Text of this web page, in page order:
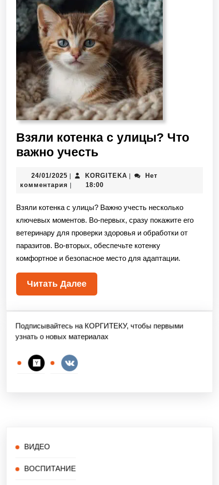
Взяли котенка с улицы? Что
важно учесть
24/01/2025 | KORGITEKA |
Нет
комментария | 18:00
Взяли котенка с улицы? Важно учесть несколько
ключевых моментов. Во-первых, сразу покажите его
ветеринару для проверки здоровья и обработки от
паразитов. Во-вторых, обеспечьте котенку
комфортное и безопасное место для адаптации.
Читать Далее
Подписывайтесь на КОРГИТЕКУ, чтобы первыми
узнать о новых материалах
ВИДЕО
ВОСПИТАНИЕ